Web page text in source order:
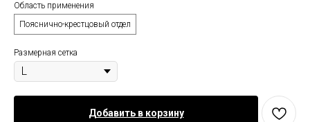
Область применения
Пояснично-крестцовый отдел
Размерная сетка
Добавить в корзину